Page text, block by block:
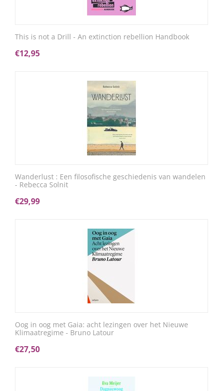
This is not a Drill - An extinction rebellion Handbook
€12,95
Wanderlust : Een filosofische geschiedenis van wandelen
- Rebecca Solnit
€29,99
Oog in oog met Gaia: acht lezingen over het Nieuwe
Klimaatregime - Bruno Latour
€27,50